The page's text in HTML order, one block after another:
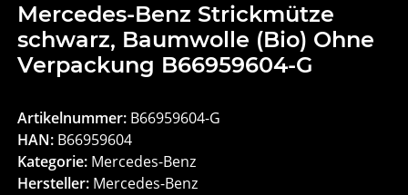
Mercedes-Benz Strickmütze
schwarz, Baumwolle (Bio) Ohne
Verpackung B66959604-G
Artikelnummer: B66959604-G
HAN: B66959604
Kategorie: Mercedes-Benz
Hersteller: Mercedes-Benz